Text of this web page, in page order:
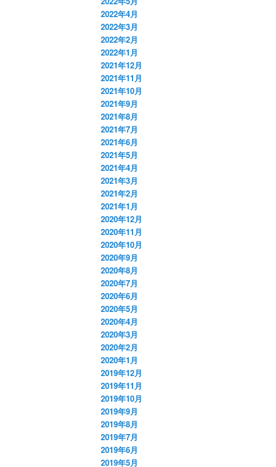
2022年4月
2022年3月
2022年2月
2022年1月
2021年12月
2021年11月
2021年10月
2021年9月
2021年8月
2021年7月
2021年6月
2021年5月
2021年4月
2021年3月
2021年2月
2021年1月
2020年12月
2020年11月
2020年10月
2020年9月
2020年8月
2020年7月
2020年6月
2020年5月
2020年4月
2020年3月
2020年2月
2020年1月
2019年12月
2019年11月
2019年10月
2019年9月
2019年8月
2019年7月
2019年6月
2019年5月